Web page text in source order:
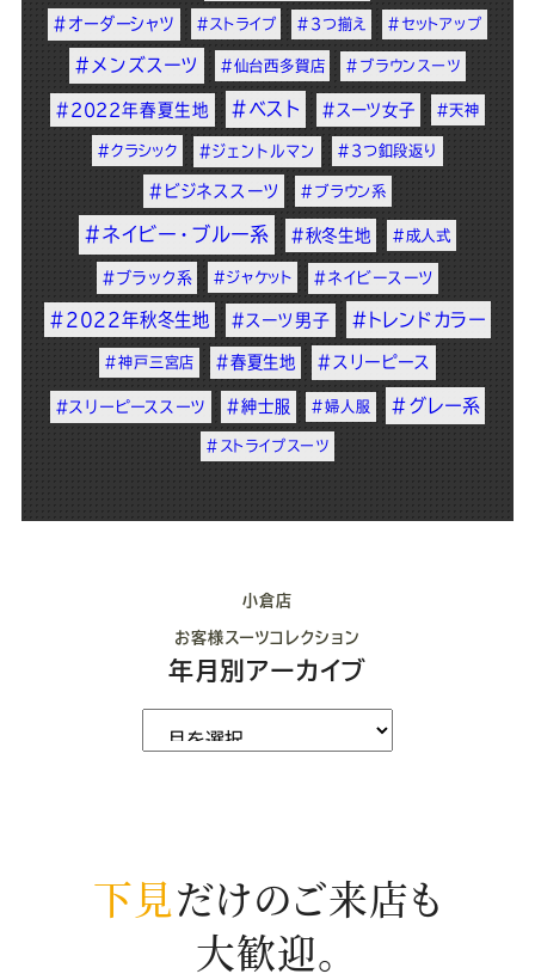
#オーダーシャツ #ストライプ #3つ揃え #セットアップ
#メンズスーツ #仙台西多賀店 #ブラウンスーツ
#2022年春夏生地 #ベスト #スーツ女子 #天神
#クラシック #ジェントルマン #3つ釦段返り
#ビジネススーツ #ブラウン系
#ネイビー・ブルー系 #秋冬生地 #成人式
#ブラック系 #ジャケット #ネイビースーツ
#2022年秋冬生地 #スーツ男子 #トレンドカラー
#神戸三宮店 #春夏生地 #スリーピース
#スリーピーススーツ #紳士服 #婦人服 #グレー系
#ストライプスーツ
小倉店
お客様スーツコレクション
年月別アーカイブ
下見だけのご来店も
大歓迎。